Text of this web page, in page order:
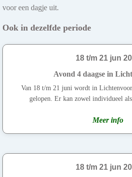
voor een dagje uit.
Ook in dezelfde periode
18 t/m 21 jun
Avond 4 daagse in
Van 18 t/m 21 juni wordt in
gelopen. Er kan zowel individueel als
Meer info
18 t/m 21 jun